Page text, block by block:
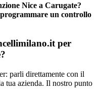
Nice a Carugate?
un controllo
per
parli direttamente con il
tua azienda. Il nostro punto